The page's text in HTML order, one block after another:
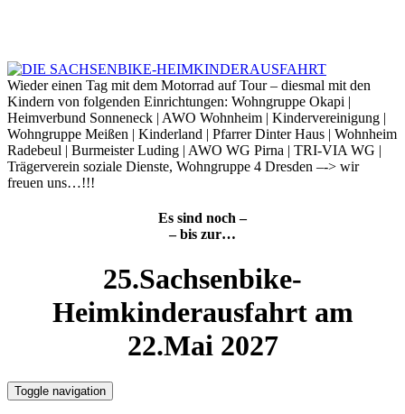
Wieder einen Tag mit dem Motorrad auf Tour – diesmal mit den
Kindern von folgenden Einrichtungen: Wohngruppe Okapi |
Heimverbund Sonneneck | AWO Wohnheim | Kindervereinigung |
Wohngruppe Meißen | Kinderland | Pfarrer Dinter Haus | Wohnheim
Radebeul | Burmeister Luding | AWO WG Pirna | TRI-VIA WG |
Trägerverein soziale Dienste, Wohngruppe 4 Dresden –-> wir
freuen uns…!!!
Es sind noch –
– bis zur…
25.Sachsenbike-
Heimkinderausfahrt am
22.Mai 2027
Toggle navigation